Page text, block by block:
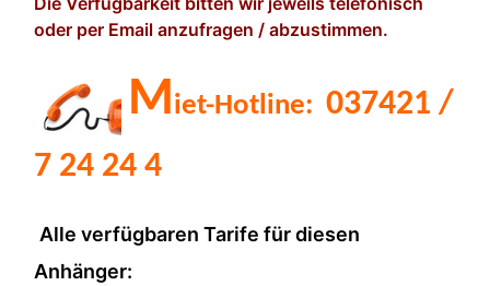
oder per Email anzufragen / abzustimmen.
Miet-Hotline: 037421 /
7 24 24 4
Alle verfügbaren Tarife für diesen
Anhänger: